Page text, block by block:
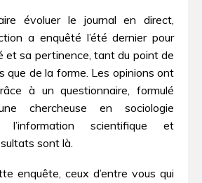
évoluer le journal en direct,
a enquêté l’été dernier pour
et sa pertinence, tant du point de
que de la forme. Les opinions ont
à un questionnaire, formulé
chercheuse en sociologie
l’information scientifique et
sont là.
enquête, ceux d’entre vous qui